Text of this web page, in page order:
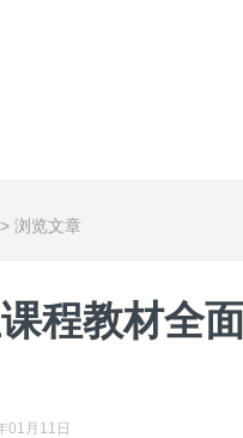
> 浏览文章
程教材全
01月11日